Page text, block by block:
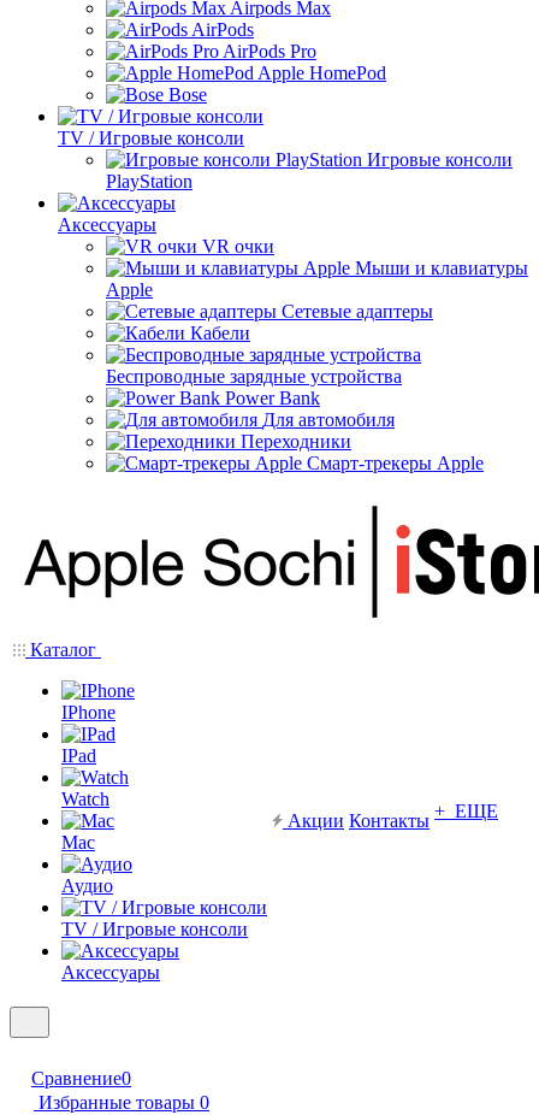
Airpods Max
AirPods
AirPods Pro
Apple HomePod
Bose
TV / Игровые консоли
Игровые консоли
PlayStation
Аксессуары
VR очки
Мыши и клавиатуры
Apple
Сетевые адаптеры
Кабели
Беспроводные зарядные устройства
Power Bank
Для автомобиля
Переходники
Смарт-трекеры Apple
Каталог
IPhone
IPad
Watch
Mac
Аудио
TV / Игровые консоли
Аксессуары
Акции Контакты + ЕЩЕ
Сравнение0
Избранные товары 0